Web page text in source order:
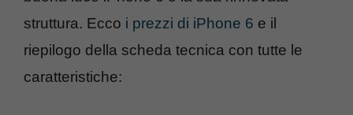
struttura. Ecco i prezzi di iPhone 6 e il
riepilogo della scheda tecnica con tutte le
caratteristiche: